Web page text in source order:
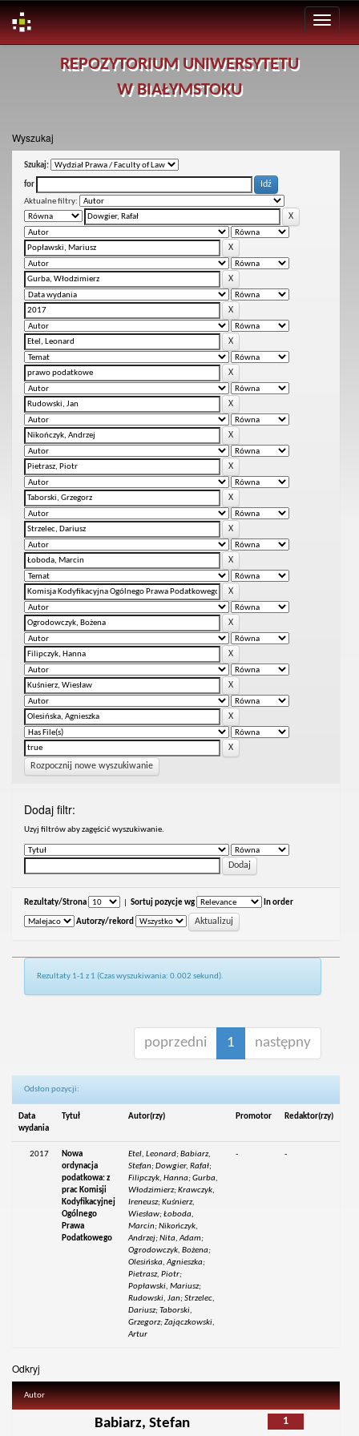
REPOZYTORIUM UNIWERSYTETU
W BIAŁYMSTOKU
Wyszukaj
Szukaj:
for
Aktualne filtry:
Rozpocznij nowe wyszukiwanie
Dodaj filtr:
Uzyj filtrów aby zagęścić wyszukiwanie.
Rezultaty/Strona Sortuj pozycje wg In order
Autorzy/rekord
Rezultaty 1-1 z 1 (Czas wyszukiwania: 0.002 sekund).
poprzedni 1 następny
Odsłon pozycji:
Data
wydania
Tytuł Autor(rzy) Promotor Redaktor(rzy)
2017
Nowa
ordynacja
podatkowa: z
prac Komisji
Kodyfikacyjnej
Ogólnego
Prawa
Podatkowego
Etel, Leonard; Babiarz,
Stefan; Dowgier, Rafał;
Filipczyk, Hanna; Gurba,
Włodzimierz; Krawczyk,
Ireneusz; Kuśnierz,
Wiesław; Łoboda,
Marcin; Nikończyk,
Andrzej; Nita, Adam;
Ogrodowczyk, Bożena;
Olesińska, Agnieszka;
Pietrasz, Piotr;
Popławski, Mariusz;
Rudowski, Jan; Strzelec,
Dariusz; Taborski,
Grzegorz; Zajączkowski,
Artur
- -
Odkryj
Autor
1
Babiarz, Stefan